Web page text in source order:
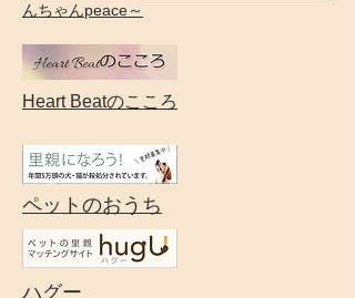
んちゃんpeace～
Heart Beatのこころ
ペットのおうち
ハグー